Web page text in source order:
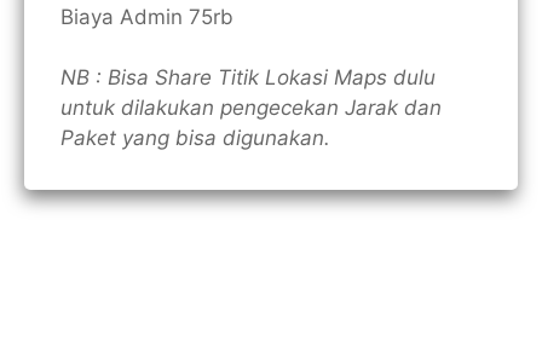
Biaya Admin 75rb
NB : Bisa Share Titik Lokasi Maps dulu
untuk dilakukan pengecekan Jarak dan
Paket yang bisa digunakan.